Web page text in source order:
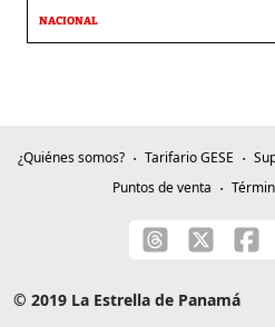
NACIONAL
¿Quiénes somos? Tarifario GESE
Puntos de venta
© 2019 La Estrella de Panamá